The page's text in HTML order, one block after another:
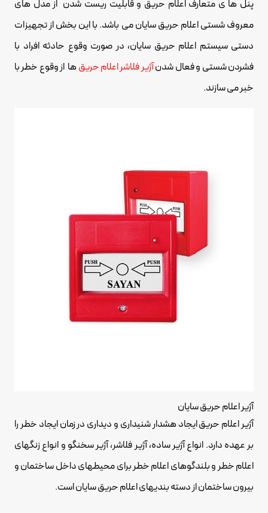
پنل ها ی متعارف اعلام حریق و قابلیت ریست شدن از مدل های
معروف شستی اعلام حریق سایان می باشد. با این بخش از تجهیزات
دستی سیستم اعلام حریق سایان، در صورت وقوع حادثه افراد با
فشردن شستی و فعال شدنآژیر فلاشر اعلام حریق ها از وقوع خطر با
خبر می سازند.
آژیر اعلام حریق سایان
آژیر اعلام حریق ایجاد هشدار شنیداری و دیداری در زمان ایجاد خطر را
بر عهده دارد. انواع آژیر ساده، آژیر فلاشر، آژیر سخنگو و انواع زنگهای
اعلام خطر و بلندگوهای اعلام خطر برای محیطهای داخل ساختمان و
بیرون ساختمان از دسته بندیهای اعلام حریق سایان است.